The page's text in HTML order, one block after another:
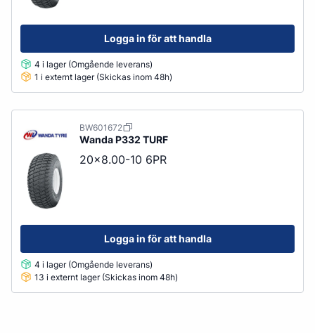
Logga in för att handla
4 i lager (Omgående leverans)
1 i externt lager (Skickas inom 48h)
BW601672
WandaP332 TURF
20x8.00-10 6PR
Logga in för att handla
4 i lager (Omgående leverans)
13 i externt lager (Skickas inom 48h)